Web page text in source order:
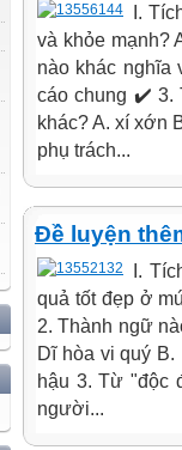
I.
và khỏe mạnh?
nào khác nghĩa
cáo chung ✔️ 3.
khác? A. xí xớn
phụ trách...
Đề luyện
I.
quả tốt đẹp ở
2. Thành ngữ
Dĩ hòa vi quý
hậu 3. Từ "độc
người...